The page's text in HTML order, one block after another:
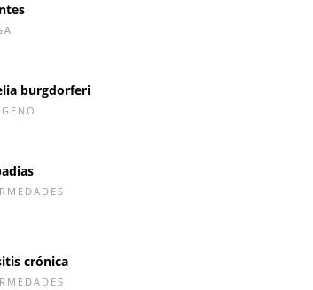
burgdorferi
crónica